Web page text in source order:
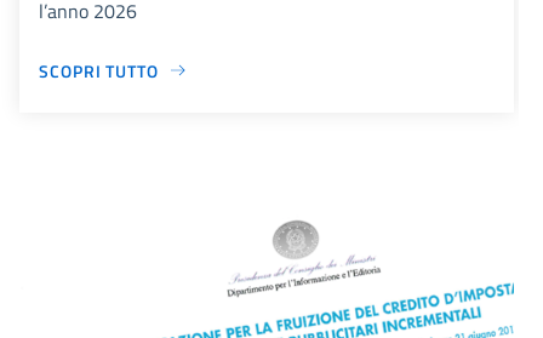
l’anno 2026
SCOPRI TUTTO